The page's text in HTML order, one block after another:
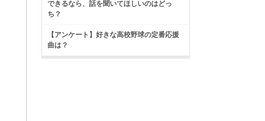
できるなら、話を聞いてほしいのはどっ
ち？
【アンケート】好きな高校野球の定番応援
曲は？